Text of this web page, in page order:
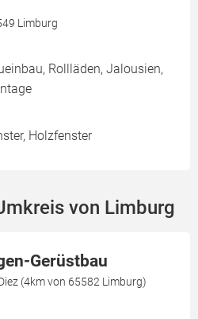
Limburg
Rollläden, Jalousien,
Holzfenster
von Limburg
Gerüstbau
(4km von 65582 Limburg)